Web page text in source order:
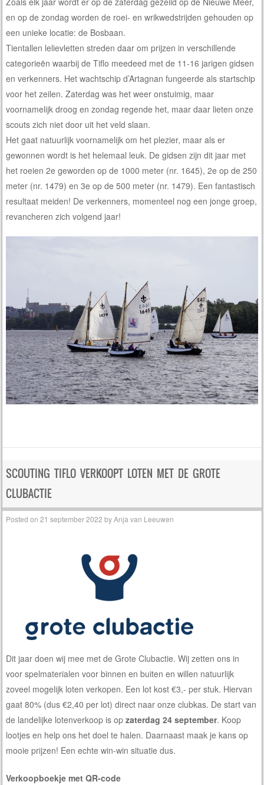
en op de zondag worden de roei- en wrikwedstrijden gehouden op
een unieke locatie: de Bosbaan.
Tientallen lelievletten streden daar om prijzen in verschillende
categorieën waarbij de Tiflo meedeed met de 11-16 jarigen gidsen
en verkenners. Het wachtschip d’Artagnan fungeerde als startschip
voor het zeilen. Zaterdag was het weer onstuimig, maar
voornamelijk droog en zondag regende het, maar daar lieten onze
scouts zich niet door uit het veld slaan.
Het gaat natuurlijk voornamelijk om het plezier, maar als er
gewonnen wordt is het helemaal leuk. De gidsen zijn dit jaar met
het roeien 2e geworden op de 1000 meter (nr. 1645), 2e op de 250
meter (nr. 1479) en 3e op de 500 meter (nr. 1479). Een fantastisch
resultaat meiden! De verkenners, momenteel nog een jonge groep,
revancheren zich volgend jaar!
SCOUTING TIFLO VERKOOPT LOTEN MET DE GROTE
CLUBACTIE
Posted on21 september 2022 byAnja van Leeuwen
Dit jaar doen wij mee met de Grote Clubactie. Wij zetten ons in
voor spelmaterialen voor binnen en buiten en willen natuurlijk
zoveel mogelijk loten verkopen. Een lot kost €3,- per stuk. Hiervan
gaat 80% (dus €2,40 per lot) direct naar onze clubkas. De start van
de landelijke lotenverkoop is opzaterdag 24 september. Koop
lootjes en help ons het doel te halen. Daarnaast maak je kans op
mooie prijzen! Een echte win-win situatie dus.
Verkoopboekje met QR-code